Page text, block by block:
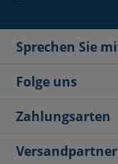
Sprechen Sie
Folge uns
Zahlungsarten
Versandpartner